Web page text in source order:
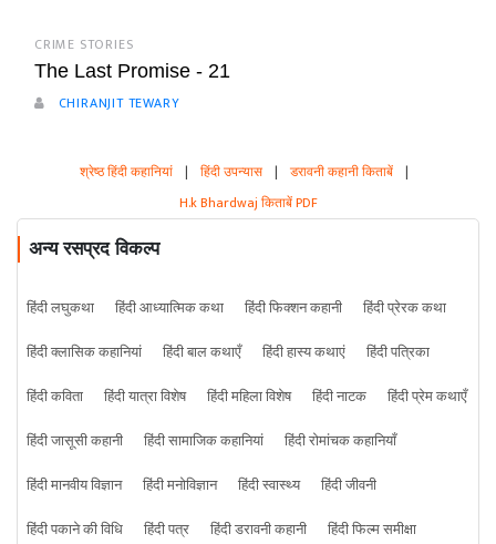
CRIME STORIES
The Last Promise - 21
CHIRANJIT TEWARY
श्रेष्ठ हिंदी कहानियां | हिंदी उपन्यास | डरावनी कहानी किताबें |
H.k Bhardwaj किताबें PDF
अन्य रसप्रद विकल्प
हिंदी लघुकथा हिंदी आध्यात्मिक कथा हिंदी फिक्शन कहानी
हिंदी प्रेरक कथा
हिंदी क्लासिक कहानियां
हिंदी बाल कथाएँ हिंदी हास्य कथाएं
हिंदी पत्रिका
हिंदी कविता
हिंदी यात्रा विशेष हिंदी महिला विशेष हिंदी नाटक
हिंदी प्रेम कथाएँ
हिंदी जासूसी कहानी
हिंदी सामाजिक कहानियां
हिंदी रोमांचक कहानियाँ
हिंदी मानवीय विज्ञान
हिंदी मनोविज्ञान हिंदी स्वास्थ्य
हिंदी जीवनी
हिंदी पकाने की विधि
हिंदी पत्र हिंदी डरावनी कहानी
हिंदी फिल्म समीक्षा